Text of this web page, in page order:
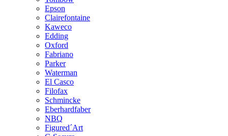
Epson
Clairefontaine
Kaweco
Edding
Oxford
Fabriano
Parker
Waterman
El Casco
Filofax
Schmincke
Eberhardfaber
NBQ
Figured´Art